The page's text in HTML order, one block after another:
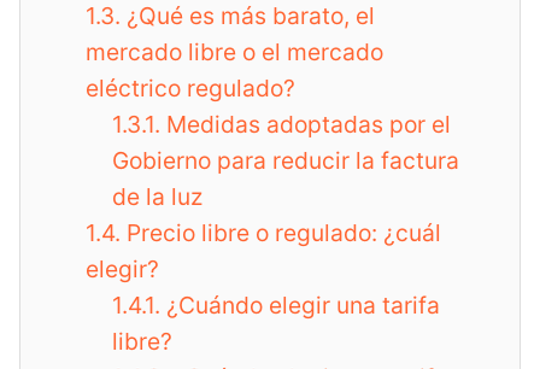
1.3. ¿Qué es más barato, el
mercado libre o el mercado
eléctrico regulado?
1.3.1. Medidas adoptadas por el
Gobierno para reducir la factura
de la luz
1.4. Precio libre o regulado: ¿cuál
elegir?
1.4.1. ¿Cuándo elegir una tarifa
libre?